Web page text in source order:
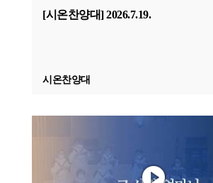
[시온찬양대] 2026.7.19.
시온찬양대